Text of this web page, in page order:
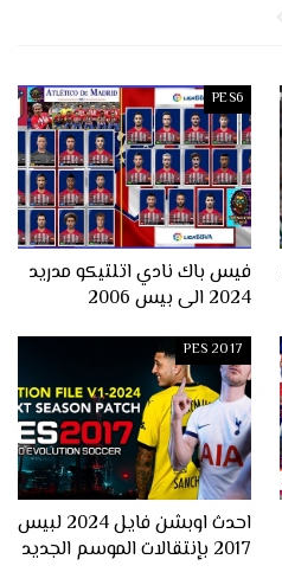
PES6
فيس باك نادي اتلتيكو مدريد
2024 الى بيس 2006
PES 2017
احدث اوبشن فايل 2024 لبيس
2017 بإنتقالات الموسم الجديد